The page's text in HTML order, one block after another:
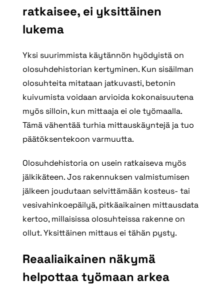
ratkaisee, ei yksittäinen
lukema
Yksi suurimmista käytännön hyödyistä on
olosuhdehistorian kertyminen. Kun sisäilman
olosuhteita mitataan jatkuvasti, betonin
kuivumista voidaan arvioida kokonaisuutena
myös silloin, kun mittaaja ei ole työmaalla.
Tämä vähentää turhia mittauskäyntejä ja tuo
päätöksentekoon varmuutta.
Olosuhdehistoria on usein ratkaiseva myös
jälkikäteen. Jos rakennuksen valmistumisen
jälkeen joudutaan selvittämään kosteus- tai
vesivahinkoepäilyä, pitkäaikainen mittausdata
kertoo, millaisissa olosuhteissa rakenne on
ollut. Yksittäinen mittaus ei tähän pysty.
Reaaliaikainen näkymä
helpottaa työmaan arkea